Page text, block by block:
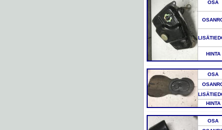
OSA
HINTA
OSA
HINTA
OSA